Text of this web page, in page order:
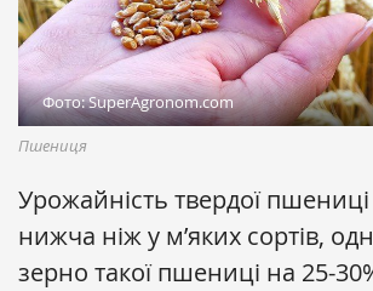
Фото: SuperAgronom.com
Пшениця
Урожайність твердої
нижча ніж у м’яких сортів,
зерно такої пшениці на 25-